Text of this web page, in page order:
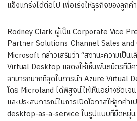
แข็งแกร่งได้ต่อไป เพื่อเร่งให้ธุรกิจของลูกค้
Rodney Clark ผู้เป็น Corporate Vice
Partner Solutions, Channel Sales and
Microsoft กล่าวเสริมว่า “สถานะความเป็
Virtual Desktop แสดงให้เห็นพันธมิตรที่มีค
สามารถมากที่สุดในการนำ Azure Virtual
โดย Microland ได้พิสูจน์ให้เห็นอย่างชัดเจ
และประสบการณ์ในการเปิดโอกาสให้ลูกค้า
desktop-as-a-service ในรูปแบบที่ยืดหยุ่น